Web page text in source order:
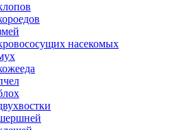
насекомых